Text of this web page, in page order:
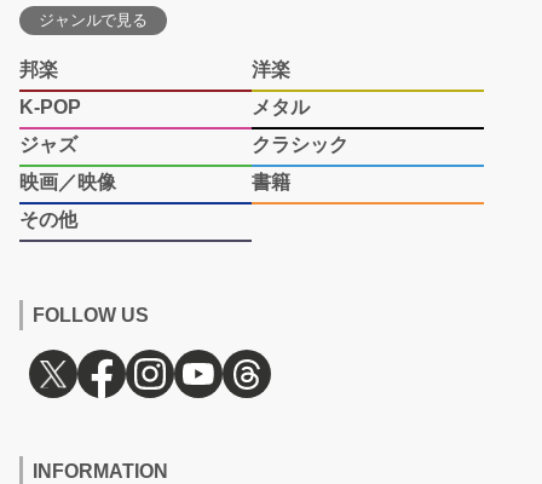
ジャンルで見る
邦楽
洋楽
K-POP
メタル
ジャズ
クラシック
映画／映像
書籍
その他
FOLLOW US
INFORMATION